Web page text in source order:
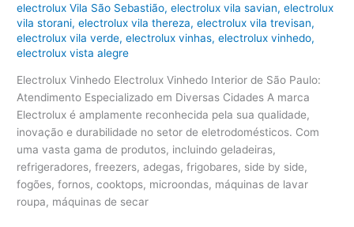
electrolux Vila São Sebastião,electrolux vila savian,electrolux
vila storani,electrolux vila thereza,electrolux vila trevisan,
electrolux vila verde,electrolux vinhas,electrolux vinhedo,
electrolux vista alegre
Electrolux Vinhedo Electrolux Vinhedo Interior de São Paulo:
Atendimento Especializado em Diversas Cidades A marca
Electrolux é amplamente reconhecida pela sua qualidade,
inovação e durabilidade no setor de eletrodomésticos. Com
uma vasta gama de produtos, incluindo geladeiras,
refrigeradores, freezers, adegas, frigobares, side by side,
fogões, fornos, cooktops, microondas, máquinas de lavar
roupa, máquinas de secar